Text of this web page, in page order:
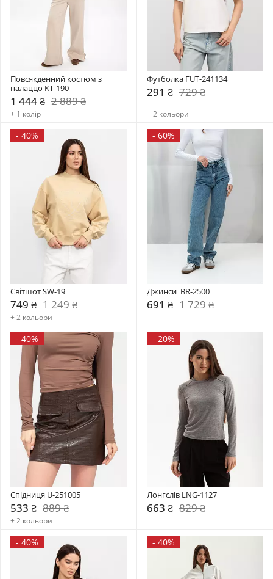
Повсякденний костюм з
палаццо KT-190
1 444 ₴ 2 889 ₴
+ 1 колір
Футболка FUT-241134
291 ₴ 729 ₴
+ 2 кольори
- 40%
Світшот SW-19
749 ₴ 1 249 ₴
+ 2 кольори
- 60%
Джинси  BR-2500
691 ₴ 1 729 ₴
- 40%
Спідниця U-251005
533 ₴ 889 ₴
+ 2 кольори
- 20%
Лонгслів LNG-1127
663 ₴ 829 ₴
- 40% - 40%